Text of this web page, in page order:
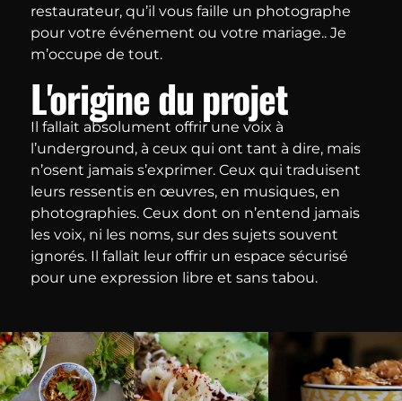
restaurateur, qu’il vous faille un photographe
pour votre événement ou votre mariage.. Je
m’occupe de tout.
L'origine du projet
Il fallait absolument offrir une voix à
l’underground, à ceux qui ont tant à dire, mais
n’osent jamais s’exprimer. Ceux qui traduisent
leurs ressentis en œuvres, en musiques, en
photographies. Ceux dont on n’entend jamais
les voix, ni les noms, sur des sujets souvent
ignorés. Il fallait leur offrir un espace sécurisé
pour une expression libre et sans tabou.